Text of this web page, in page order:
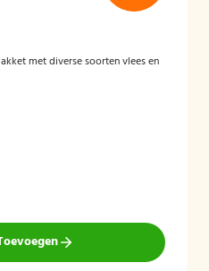
met diverse soorten vlees en